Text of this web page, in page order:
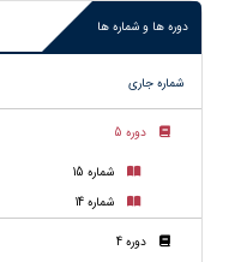
دوره ها و شماره ها
شماره جاری
دوره 5
شماره 15
شماره 14
دوره 4